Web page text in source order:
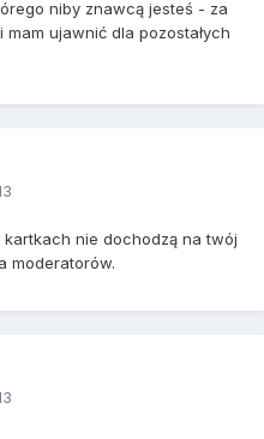
niby znawcą jesteś - za
ujawnić dla pozostałych
nie dochodzą na twój
moderatorów.